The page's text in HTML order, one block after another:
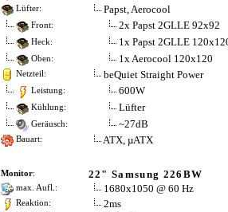
Lüfter: Papst, Aerocool
Front: 2x Papst 2GLLE 92x92
Heck: 1x Papst 2GLLE
Oben: 1x Aerocool 120x120
Netzteil: beQuiet Straight Power
Leistung: 600W
Kühlung: Lüfter
Geräusch: ~27dB
Bauart: ATX, µATX
Monitor: 22" Samsung 226BW
max. Aufl.: 1680x1050 @ 60 Hz
Reaktion: 2ms